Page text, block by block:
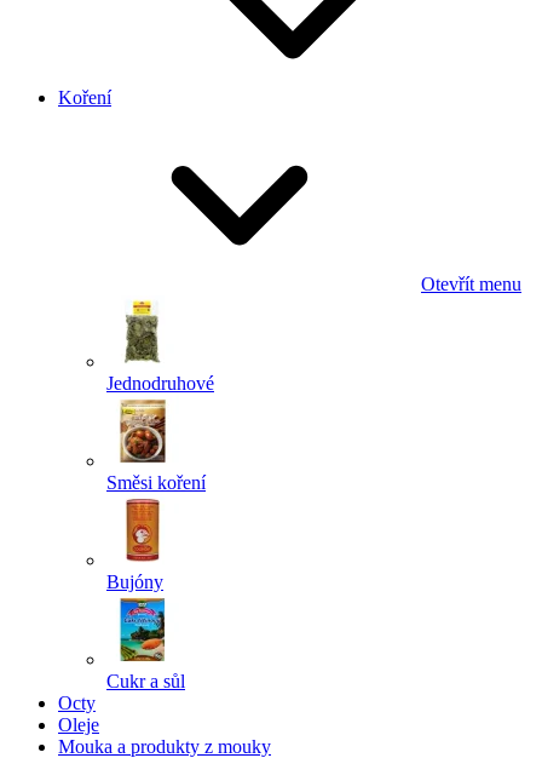
Koření
Otevřít menu
Jednodruhové
Směsi koření
Bujóny
Cukr a sůl
Octy
Oleje
Mouka a produkty z mouky